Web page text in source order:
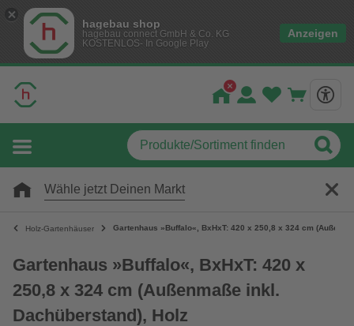
hagebau shop
hagebau connect GmbH & Co. KG
KOSTENLOS- In Google Play
Anzeigen
Wähle jetzt Deinen Markt
Holz-Gartenhäuser Gartenhaus »Buffalo«, BxHxT: 420 x 250,8 x 324 cm
Gartenhaus »Buffalo«, BxHxT: 420 x
250,8 x 324 cm (Außenmaße inkl.
Dachüberstand), Holz